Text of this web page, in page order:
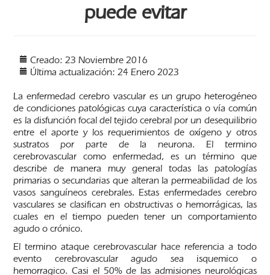
puede evitar
Creado: 23 Noviembre 2016
Última actualización: 24 Enero 2023
La enfermedad cerebro vascular es un grupo heterogéneo
de condiciones patológicas cuya característica o vía común
es la disfunción focal del tejido cerebral por un desequilibrio
entre el aporte y los requerimientos de oxígeno y otros
sustratos por parte de la neurona. El termino
cerebrovascular como enfermedad, es un término que
describe de manera muy general todas las patologías
primarias o secundarias que alteran la permeabilidad de los
vasos sanguíneos cerebrales. Estas enfermedades cerebro
vasculares se clasifican en obstructivas o hemorrágicas, las
cuales en el tiempo pueden tener un comportamiento
agudo o crónico.
El termino ataque cerebrovascular hace referencia a todo
evento cerebrovascular agudo sea isquemico o
hemorragico. Casi el 50% de las admisiones neurológicas